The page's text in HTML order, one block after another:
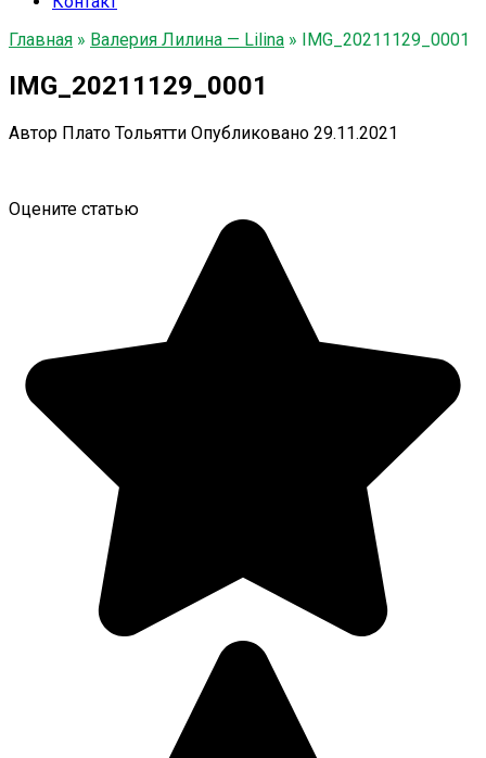
Главная » Валерия Лилина — Lilina » IMG_20211129_0001
IMG_20211129_0001
Автор Плато Тольятти Опубликовано 29.11.2021
Оцените статью